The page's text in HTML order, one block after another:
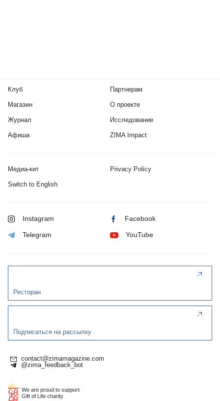
Клуб
Магазин
Журнал
Афиша
Партнерам
О проекте
Исследование
ZIMA Impact
Медиа-кит Privacy Policy
Switch to English
Instagram Facebook
Telegram YouTube
Ресторан
Подписаться на рассылку
contact@zimamagazine.com
@zima_feedback_bot
We are proud to support
Gift of Life charity